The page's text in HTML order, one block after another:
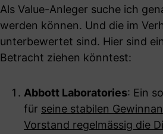
Als Value-Anleger suche ich
werden können. Und die im
unterbewertet sind. Hier sind
Betracht ziehen könntest:
Abbott Laboratories: Ein
für seine stabilen
Vorstand regelmässig die